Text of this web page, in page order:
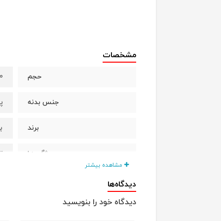
مشخصات
حجم
جنس بدنه
برند
ویژگی ها
مشاهده بیشتر
دیدگاه‌ها
دیدگاه خود را بنویسید